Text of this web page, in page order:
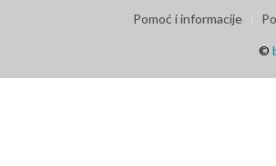
Pomoć i informacije
©